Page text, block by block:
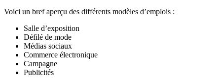
Voici un bref aperçu des différents modèles d’emplois :
Salle d’exposition
Défilé de mode
Médias sociaux
Commerce électronique
Campagne
Publicités